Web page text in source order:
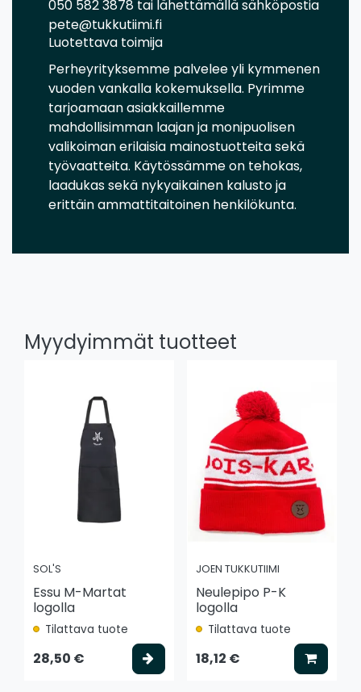
050 582 3878 tai lähettämällä sähköpostia
pete@tukkutiimi.fi
Luotettava toimija
Perheyrityksemme palvelee yli kymmenen
vuoden vankalla kokemuksella. Pyrimme
tarjoamaan asiakkaillemme
mahdollisimman laajan ja monipuolisen
valikoiman erilaisia mainostuotteita sekä
työvaatteita. Käytössämme on tehokas,
laadukas sekä nykyaikainen kalusto ja
erittäin ammattitaitoinen henkilökunta.
Myydyimmät tuotteet
SOL'S
Essu M-Martat
logolla
Tilattava tuote
28,50 € Valitse vaihtoehto
JOEN TUKKUTIIMI
Neulepipo P-K
logolla
Tilattava tuote
18,12 € Lisää